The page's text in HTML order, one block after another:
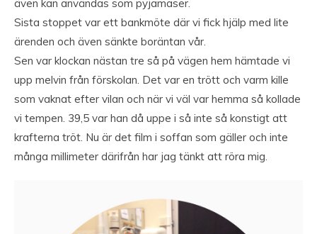
även kan användas som pyjamaser.
Sista stoppet var ett bankmöte där vi fick hjälp med lite
ärenden och även sänkte boräntan vår.
Sen var klockan nästan tre så på vägen hem hämtade vi
upp melvin från förskolan. Det var en trött och varm kille
som vaknat efter vilan och när vi väl var hemma så kollade
vi tempen. 39,5 var han då uppe i så inte så konstigt att
krafterna tröt. Nu är det film i soffan som gäller och inte
många millimeter därifrån har jag tänkt att röra mig.